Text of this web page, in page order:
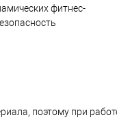
фитнес-
поэтому при